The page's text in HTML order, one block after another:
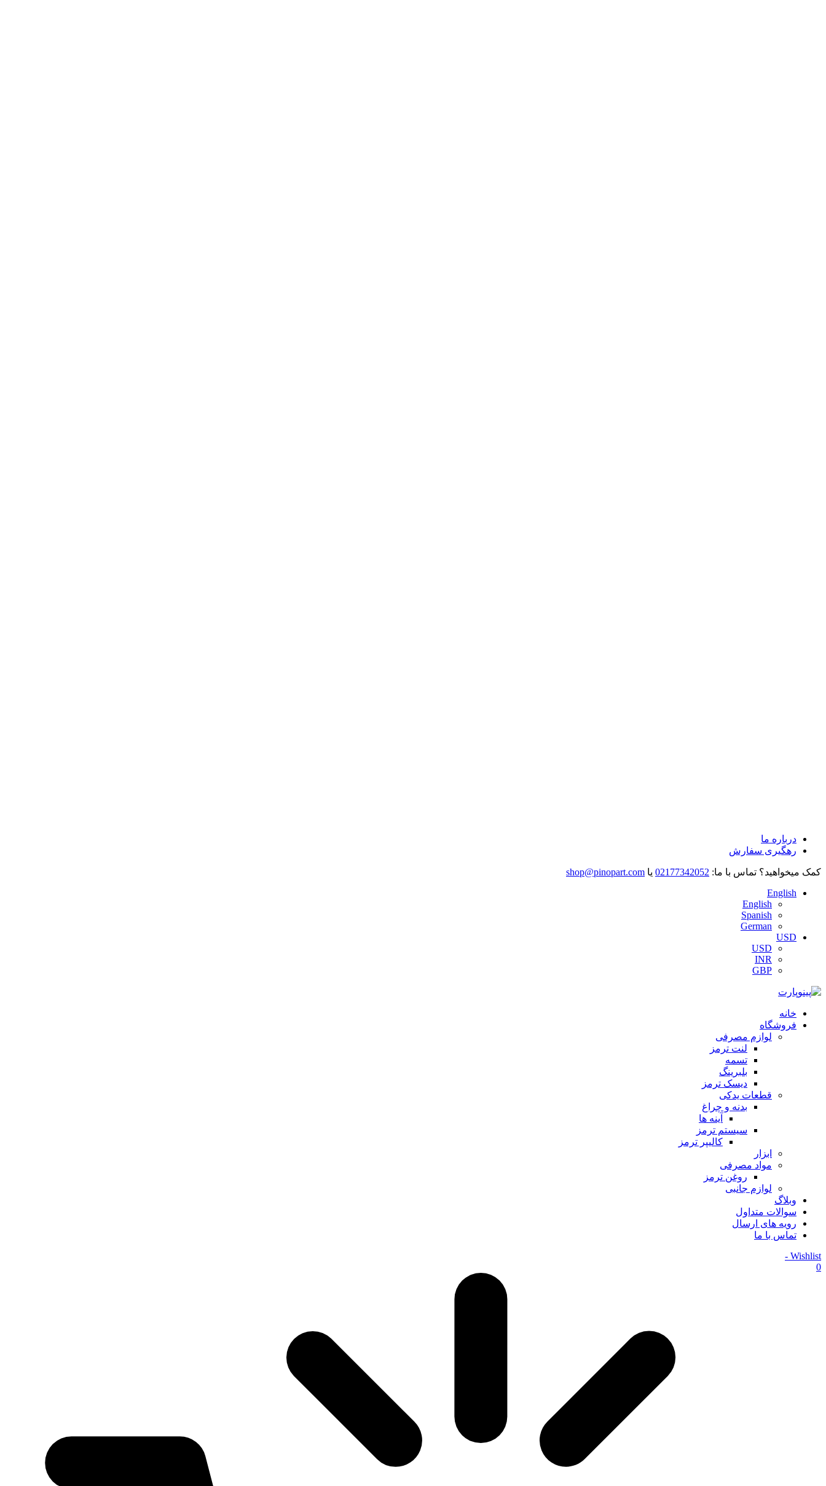
درباره ما
رهگیری سفارش
کمک میخواهید؟ تماس با ما: 02177342052 یا shop@pinopart.com
English
English
Spanish
German
USD
USD
INR
GBP
خانه
فروشگاه
لوازم مصرفی
لنت ترمز
تسمه
بلبرینگ
دیسک ترمز
قطعات یدکی
بدنه و چراغ
آینه ها
سیستم ترمز
کالیپر ترمز
ابزار
مواد مصرفی
روغن ترمز
لوازم جانبی
وبلاگ
سوالات متداول
رویه های ارسال
تماس با ما
Wishlist -
0